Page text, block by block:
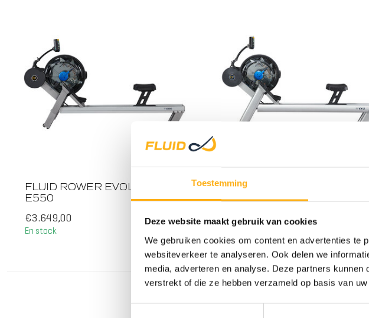
Toestemming
Deze website maakt gebruik van cookies
We gebruiken cookies om content en advertenties te
websiteverkeer te analyseren. Ook delen we
media, adverteren en analyse. Deze partners
verstrekt of die ze hebben verzameld op basis van
TOUS LES RAMEURS
ACIER
FLUID ROWER EVOLUTION
E550
€3.649,00
En stock
FLUID ROWER VORTEX VX-3
€3.599,00
En rupture de stock